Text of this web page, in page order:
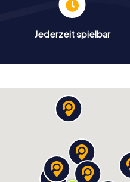
Jederzeit spielbar